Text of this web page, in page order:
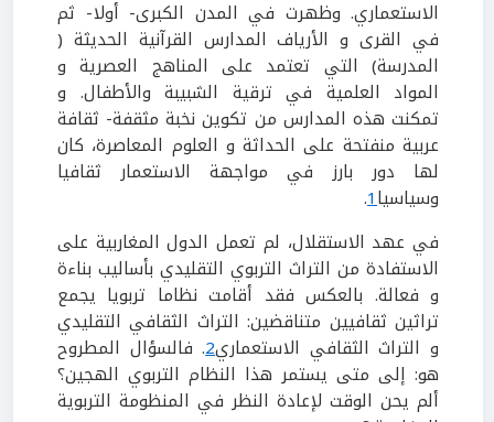
الاستعماري. وظهرت في المدن الكبرى- أولا- ثم
في القرى و الأرياف المدارس القرآنية الحديثة (
المدرسة) التي تعتمد على المناهج العصرية و
المواد العلمية في ترقية الشبيبة والأطفال. و
تمكنت هذه المدارس من تكوين نخبة مثقفة- ثقافة
عربية منفتحة على الحداثة و العلوم المعاصرة، كان
لها دور بارز في مواجهة الاستعمار ثقافيا
وسياسيا1
.
في عهد الاستقلال، لم تعمل الدول المغاربية على
الاستفادة من التراث التربوي التقليدي بأساليب بناءة
و فعالة. بالعكس فقد أقامت نظاما تربويا يجمع
تراثين ثقافيين متناقضين: التراث الثقافي التقليدي
و التراث الثقافي الاستعماري2. فالسؤال المطروح
هو: إلى متى يستمر هذا النظام التربوي الهجين؟
ألم يحن الوقت لإعادة النظر في المنظومة التربوية